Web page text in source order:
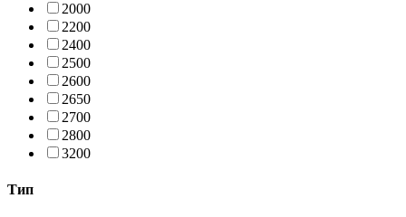
2000
2200
2400
2500
2600
2650
2700
2800
3200
Тип